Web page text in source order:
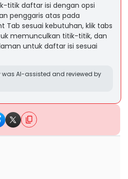
titik daftar isi dengan opsi
penggaris atas pada
Tab sesuai kebutuhan, klik tabs
memunculkan titik-titik, dan
untuk daftar isi sesuai
AI-assisted and reviewed by